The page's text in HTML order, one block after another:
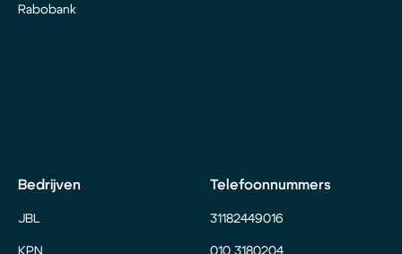
Rabobank
Bedrijven
JBL
KPN
Telefoonnummers
31182449016
010 3180204